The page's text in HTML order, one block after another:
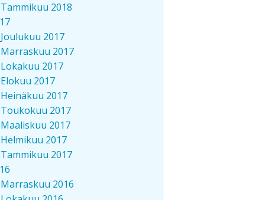
Tammikuu 2018
Joulukuu 2017
Marraskuu 2017
Lokakuu 2017
Elokuu 2017
Heinäkuu 2017
Toukokuu 2017
Maaliskuu 2017
Helmikuu 2017
Tammikuu 2017
Marraskuu 2016